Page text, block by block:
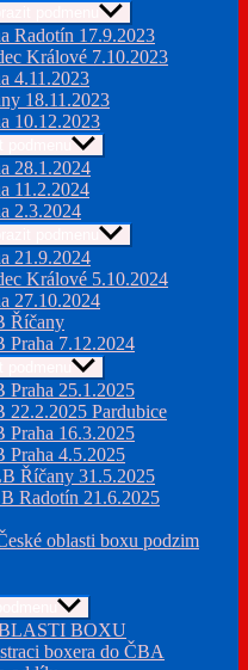
Radotín 17.9.2023
Králové 7.10.2023
4.11.2023
18.11.2023
10.12.2023
28.1.2024
11.2.2024
2.3.2024
21.9.2024
Králové 5.10.2024
27.10.2024
Říčany
Praha 7.12.2024
25.1.2025
22.2.2025 Pardubice
16.3.2025
4.5.2025
Říčany 31.5.2025
Radotín 21.6.2025
oblasti boxu podzim
BOXU
boxera do ČBA